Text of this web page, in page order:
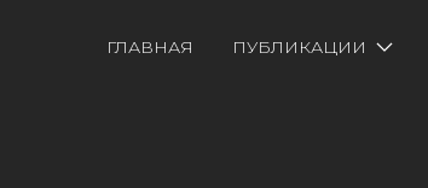
ГЛАВНАЯ ПУБЛИКАЦИИ